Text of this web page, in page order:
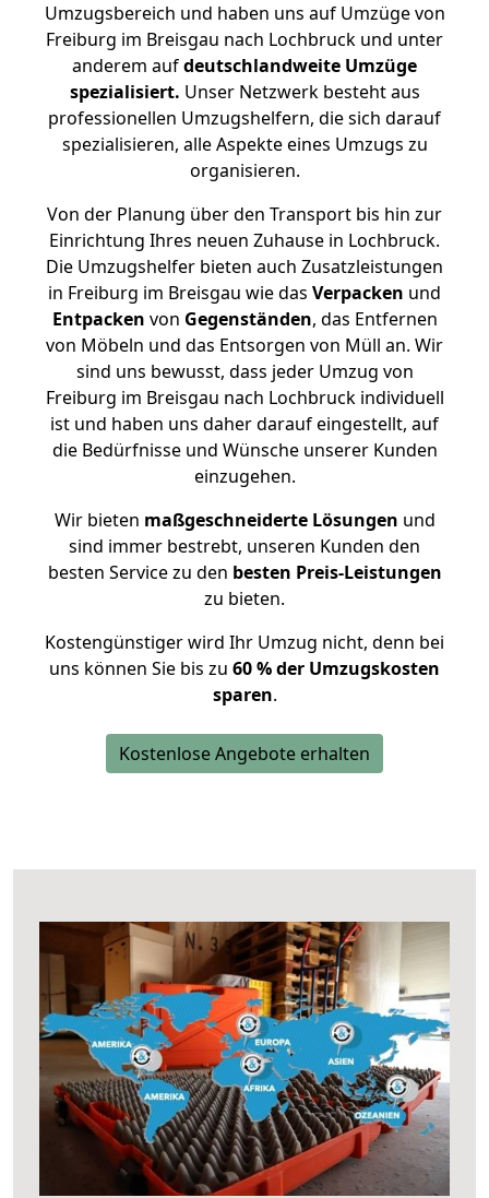
Umzugsbereich und haben uns auf Umzüge von
Freiburg im Breisgau nach Lochbruck und unter
anderem aufdeutschlandweite Umzüge
spezialisiert. Unser Netzwerk besteht aus
professionellen Umzugshelfern, die sich darauf
spezialisieren, alle Aspekte eines Umzugs zu
organisieren.
Von der Planung über den Transport bis hin zur
Einrichtung Ihres neuen Zuhause in Lochbruck.
Die Umzugshelfer bieten auch Zusatzleistungen
in Freiburg im Breisgau wie das Verpacken und
Entpacken von Gegenständen, das Entfernen
von Möbeln und das Entsorgen von Müll an. Wir
sind uns bewusst, dass jeder Umzug von
Freiburg im Breisgau nach Lochbruck individuell
ist und haben uns daher darauf eingestellt, auf
die Bedürfnisse und Wünsche unserer Kunden
einzugehen.
Wir bieten maßgeschneiderte Lösungen und
sind immer bestrebt, unseren Kunden den
besten Service zu den besten Preis-Leistungen
zu bieten.
Kostengünstiger wird Ihr Umzug nicht, denn bei
uns können Sie bis zu 60 % der Umzugskosten
sparen.
Kostenlose Angebote erhalten